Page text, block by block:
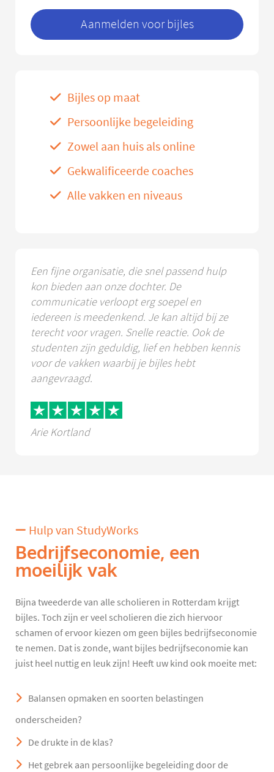
Aanmelden voor bijles
Bijles op maat
Persoonlijke begeleiding
Zowel aan huis als online
Gekwalificeerde coaches
Alle vakken en niveaus
Een fijne organisatie, die snel passend hulp
kon bieden aan onze dochter. De
communicatie verloopt erg soepel en
iedereen is meedenkend. Je kan altijd bij ze
terecht voor vragen. Snelle reactie. Ook de
studenten zijn geduldig, lief en hebben kennis
voor de vakken waarbij je bijles hebt
aangevraagd.
Arie Kortland
Hulp van StudyWorks
Bedrijfseconomie, een
moeilijk vak
Bijna tweederde van alle scholieren in Rotterdam krijgt
bijles. Toch zijn er veel scholieren die zich hiervoor
schamen of ervoor kiezen om geen bijles bedrijfseconomie
te nemen. Dat is zonde, want bijles bedrijfseconomie kan
juist heel nuttig en leuk zijn! Heeft uw kind ook moeite met:
Balansen opmaken en soorten belastingen
onderscheiden?
De drukte in de klas?
Het gebrek aan persoonlijke begeleiding door de